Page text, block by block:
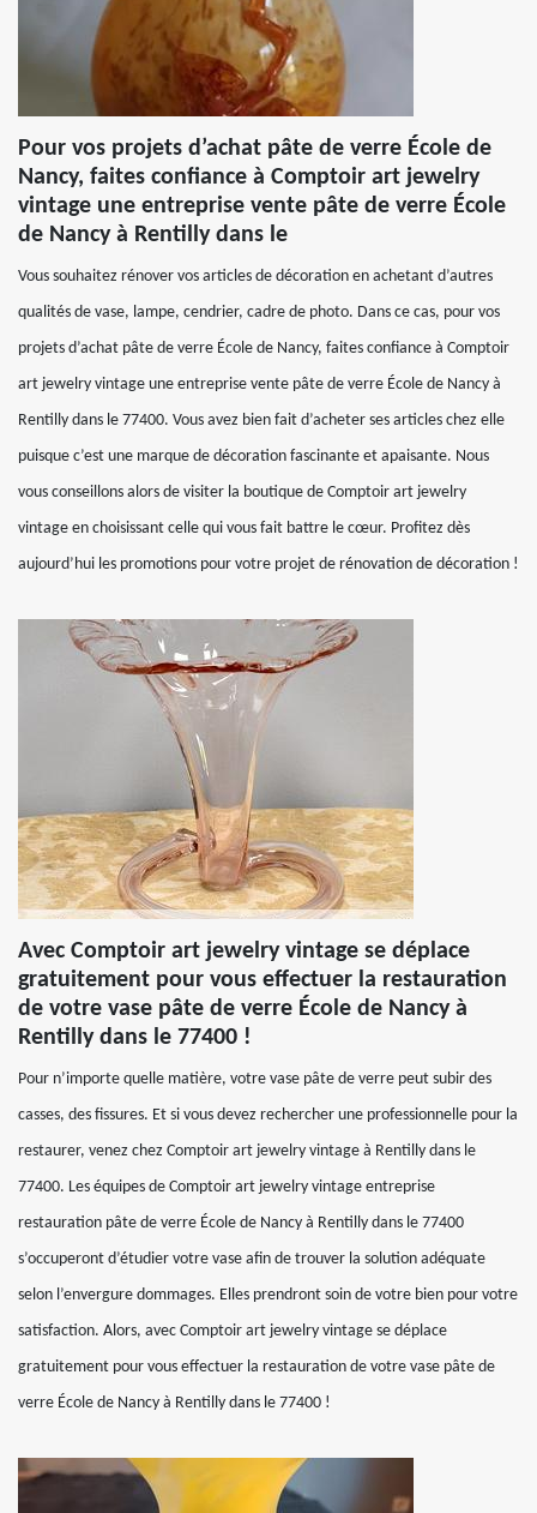
Pour vos projets d’achat pâte de verre École de
Nancy, faites confiance à Comptoir art jewelry
vintage une entreprise vente pâte de verre École
de Nancy à Rentilly dans le
Vous souhaitez rénover vos articles de décoration en achetant d’autres
qualités de vase, lampe, cendrier, cadre de photo. Dans ce cas, pour vos
projets d’achat pâte de verre École de Nancy, faites confiance à Comptoir
art jewelry vintage une entreprise vente pâte de verre École de Nancy à
Rentilly dans le 77400. Vous avez bien fait d’acheter ses articles chez elle
puisque c’est une marque de décoration fascinante et apaisante. Nous
vous conseillons alors de visiter la boutique de Comptoir art jewelry
vintage en choisissant celle qui vous fait battre le cœur. Profitez dès
aujourd’hui les promotions pour votre projet de rénovation de décoration !
Avec Comptoir art jewelry vintage se déplace
gratuitement pour vous effectuer la restauration
de votre vase pâte de verre École de Nancy à
Rentilly dans le 77400 !
Pour n’importe quelle matière, votre vase pâte de verre peut subir des
casses, des fissures. Et si vous devez rechercher une professionnelle pour la
restaurer, venez chez Comptoir art jewelry vintage à Rentilly dans le
77400. Les équipes de Comptoir art jewelry vintage entreprise
restauration pâte de verre École de Nancy à Rentilly dans le 77400
s’occuperont d’étudier votre vase afin de trouver la solution adéquate
selon l’envergure dommages. Elles prendront soin de votre bien pour votre
satisfaction. Alors, avec Comptoir art jewelry vintage se déplace
gratuitement pour vous effectuer la restauration de votre vase pâte de
verre École de Nancy à Rentilly dans le 77400 !